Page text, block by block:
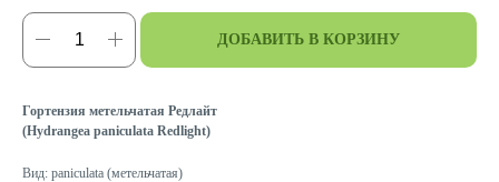
ДОБАВИТЬ В КОРЗИНУ
Гортензия метельчатая Редлайт
(Hydrangea paniculata Redlight)
Вид: paniculata (метельчатая)